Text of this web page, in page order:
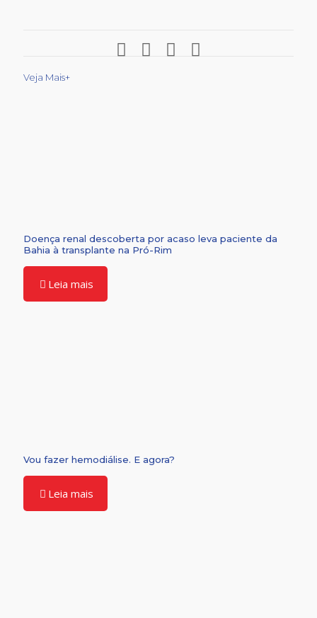
Veja Mais+
Doença renal descoberta por acaso leva paciente da
Bahia à transplante na Pró-Rim
Leia mais
Vou fazer hemodiálise. E agora?
Leia mais